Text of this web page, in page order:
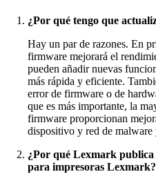
¿Por qué tengo que
Hay un par de razones. En
firmware mejorará el
pueden añadir nuevas
más rápida y eficiente.
error de firmware o de
que es más importante, la
firmware proporcionan
dispositivo y red de malware
¿Por qué Lexmark
para impresoras Lexmark?